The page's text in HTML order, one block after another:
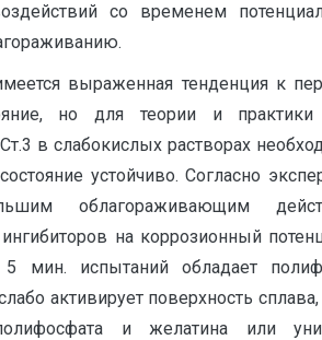
со временем
выраженная тенденция к
но для теории и практики
в слабокислых растворах
устойчиво. Согласно
облагораживающим
на коррозионный
испытаний обладает
активирует поверхность
и желатина или